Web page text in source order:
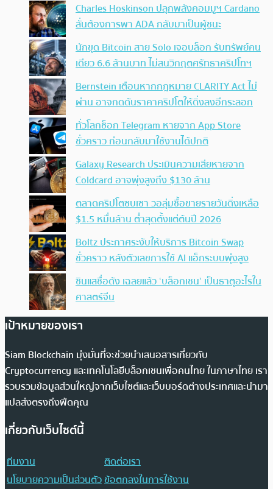
Charles Hoskinson ปลุกพลังคอมมูฯ Cardano
ลั่นต้องการพา ADA กลับมาเป็นผู้ชนะ
นักขุด Bitcoin สาย Solo เจอบล็อก รับทรัพย์คน
เดียว 6.6 ล้านบาท ไม่สนวิกฤตศรัทธาคริปโทฯ
Bernstein เตือนหากกฎหมาย CLARITY Act ไม่
ผ่าน อาจกดดันราคาคริปโตให้ดิ่งลงอีกระลอก
ทั่วโลกช็อก Telegram หายจาก App Store
ชั่วคราว ก่อนกลับมาใช้งานได้ปกติ
Galaxy Research ประเมินความเสียหายจาก
Coldcard อาจพุ่งสูงถึง $130 ล้าน
ตลาดคริปโตซบเซา วอลุ่มซื้อขายรายวันดิ่งเหลือ
$1.5 หมื่นล้าน ต่ำสุดตั้งแต่ต้นปี 2026
Boltz ประกาศระงับให้บริการ Bitcoin Swap
ชั่วคราว หลังตัวเลขการใช้ AI แฮ็กระบบพุ่งสูง
ซินแสชื่อดัง เฉลยแล้ว ‘บล็อกเชน’ เป็นธาตุอะไรใน
ศาสตร์จีน
เป้าหมายของเรา
Siam Blockchain มุ่งมั่นที่จะช่วยนำเสนอสารเกี่ยวกับ
Cryptocurrency และเทคโนโลยีบล็อกเชนเพื่อคนไทย ในภาษาไทย เรา
รวบรวมข้อมูลส่วนใหญ่จากเว็บไซต์และเว็บบอร์ดต่างประเทศและนำมา
แปลส่งตรงถึงฟีดคุณ
เกี่ยวกับเว็บไซต์นี้
ทีมงาน
ติดต่อเรา
นโยบายความเป็นส่วนตัวข้อตกลงในการใช้งาน